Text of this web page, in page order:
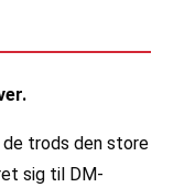
de trods den store
sig til DM-